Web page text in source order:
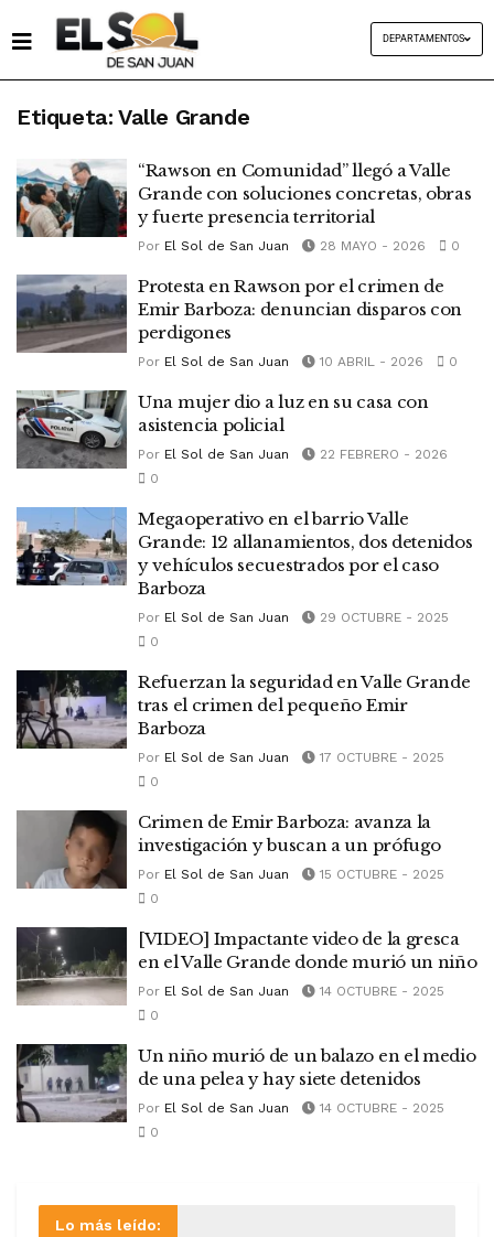
DEPARTAMENTOS
Etiqueta: Valle Grande
“Rawson en Comunidad” llegó a Valle
Grande con soluciones concretas, obras
y fuerte presencia territorial
Por El Sol de San Juan 28 MAYO - 2026 0
Protesta en Rawson por el crimen de
Emir Barboza: denuncian disparos con
perdigones
Por El Sol de San Juan 10 ABRIL - 2026 0
Una mujer dio a luz en su casa con
asistencia policial
Por El Sol de San Juan
22 FEBRERO - 2026
0
Megaoperativo en el barrio Valle
Grande: 12 allanamientos, dos detenidos
y vehículos secuestrados por el caso
Barboza
Por El Sol de San Juan
29 OCTUBRE - 2025
0
Refuerzan la seguridad en Valle Grande
tras el crimen del pequeño Emir
Barboza
Por El Sol de San Juan
17 OCTUBRE - 2025
0
Crimen de Emir Barboza: avanza la
investigación y buscan a un prófugo
Por El Sol de San Juan
15 OCTUBRE - 2025
0
[VIDEO] Impactante video de la gresca
en el Valle Grande donde murió un niño
Por El Sol de San Juan
14 OCTUBRE - 2025
0
Un niño murió de un balazo en el medio
de una pelea y hay siete detenidos
Por El Sol de San Juan
14 OCTUBRE - 2025
0
Lo más leído: